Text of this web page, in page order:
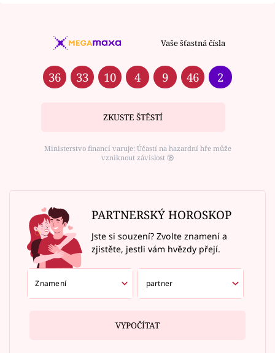
Vaše šťastná čísla
36 33 10 4 9 46 2
ZKUSTE ŠTĚSTÍ
Ministerstvo financí varuje: Účastí na hazardní hře může
vzniknout závislost ⑱
PARTNERSKÝ HOROSKOP
Jste si souzení? Zvolte znamení a
zjistěte, jestli vám hvězdy přejí.
VYPOČÍTAT